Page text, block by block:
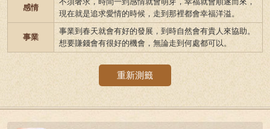
感情
現在就是追求愛情的時候，走到那裡都會幸福洋溢。
事業
事業到春天就會有好的發展，到時自然會有貴人來協助。
想要賺錢會有很好的機會，無論走到何處都可以。
重新測籤